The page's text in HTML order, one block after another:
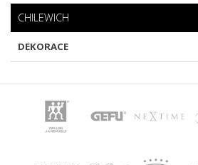
CHILEWICH
DEKORACE